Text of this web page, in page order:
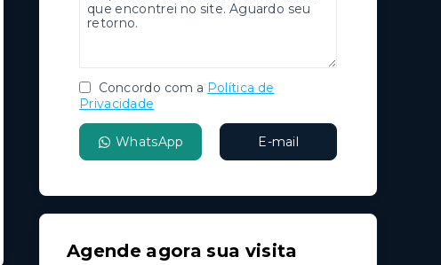
Concordo com a Política de
Privacidade
WhatsApp E-mail
Agende agora sua visita